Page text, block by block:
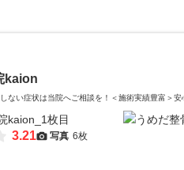
kaion
ない症状は当院へご相談を！＜施術実績豊富＞
3.21 写真 6枚